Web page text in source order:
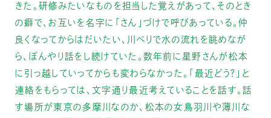
きた。研修みたいなものを担当した覚えがあって、そのとき
の癖で、お互いを名字に「さん」づけで呼びあっている。仲
良くなってからはだいたい、川べりで水の流れを眺めなが
ら、ぼんやり話をし続けていた。数年前に星野さんが松本
に引っ越していってからも変わらなかった。「最近どう？」と
連絡をもらっては、文字通り最近考えていることを話す。話
す場所が東京の多摩川なのか、松本の女鳥羽川や薄川な